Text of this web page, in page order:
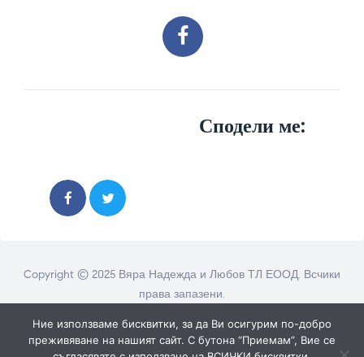
Сподели ме:
Copyright © 2025 Вяра Надежда и Любов ТЛ ЕООД. Всчики
права запазени.
Ние използваме бисквитки, за да Ви осигурим по-добро
преживяване на нашият сайт. С бутона “Приемам”, Вие се